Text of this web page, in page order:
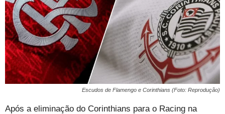
Escudos de Flamengo e Corinthians (Foto: Reprodução)
Após a eliminação do Corinthians para o Racing na